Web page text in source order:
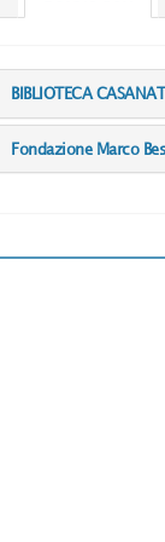
BIBLIOTECA
Fondazione Marco